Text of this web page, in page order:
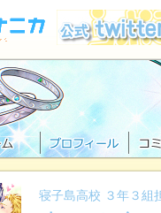
寝子島高校 ３年３組